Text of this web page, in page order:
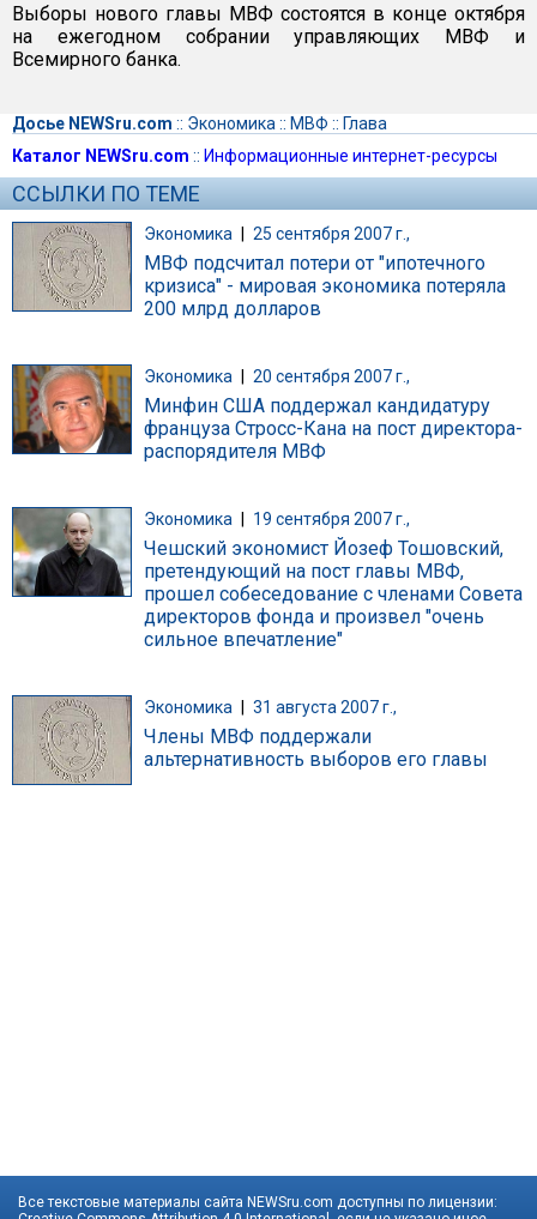
Выборы нового главы МВФ состоятся в конце октября
на ежегодном собрании управляющих МВФ и
Всемирного банка.
Досье NEWSru.com :: Экономика :: МВФ :: Глава
Каталог NEWSru.com :: Информационные интернет-ресурсы
ССЫЛКИ ПО ТЕМЕ
Экономика | 25 сентября 2007 г.,
МВФ подсчитал потери от "ипотечного
кризиса" - мировая экономика потеряла
200 млрд долларов
Экономика 20 сентября 2007 г.,
Минфин США поддержал кандидатуру
француза Стросс-Кана на пост директора-
распорядителя МВФ
Экономика 19 сентября 2007 г.,
Чешский экономист Йозеф Тошовский,
претендующий на пост главы МВФ,
прошел собеседование с членами Совета
директоров фонда и произвел "очень
сильное впечатление"
Экономика 31 августа 2007 г.,
Члены МВФ поддержали
альтернативность выборов его главы
Все текстовые материалы сайта NEWSru.com доступны по лицензии: